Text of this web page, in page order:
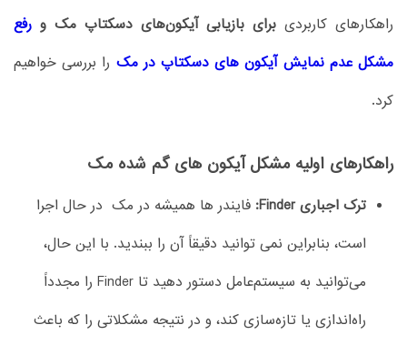
راهکارهای کاربردی برای بازیابی آیکون‌های دسکتاپ مک و رفع
مشکل عدم نمایش آیکون های دسکتاپ در مک را بررسی خواهیم
کرد.
راهکارهای اولیه مشکل آیکون‌ های گم‌ شده مک
ترک اجباری Finder:
فایندر ها همیشه در مک در حال اجرا
است، بنابراین نمی توانید دقیقاً آن را ببندید. با این حال،
می‌توانید به سیستم‌عامل دستور دهید تا Finder را مجدداً
راه‌اندازی یا تازه‌سازی کند، و در نتیجه مشکلاتی را که باعث